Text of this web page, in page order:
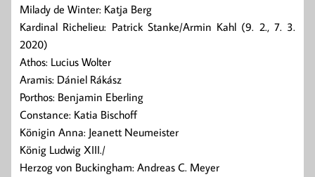
Milady de Winter: Katja Berg
Kardinal Richelieu: Patrick Stanke/Armin Kahl (9. 2., 7. 3.
2020)
Athos: Lucius Wolter
Aramis: Dániel Rákász
Porthos: Benjamin Eberling
Constance: Katia Bischoff
Königin Anna: Jeanett Neumeister
König Ludwig XIII./
Herzog von Buckingham: Andreas C. Meyer